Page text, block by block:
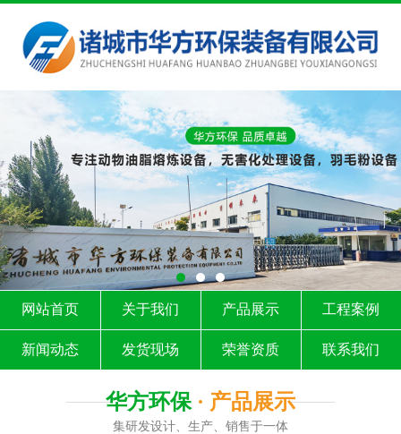
网站首页 关于我们 产品展示 工程案例
新闻动态 发货现场 荣誉资质 联系我们
华方环保· 产品展示
集研发设计、生产、销售于一体